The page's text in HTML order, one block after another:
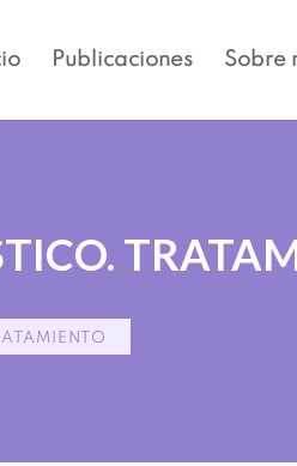
Publicaciones Sobre